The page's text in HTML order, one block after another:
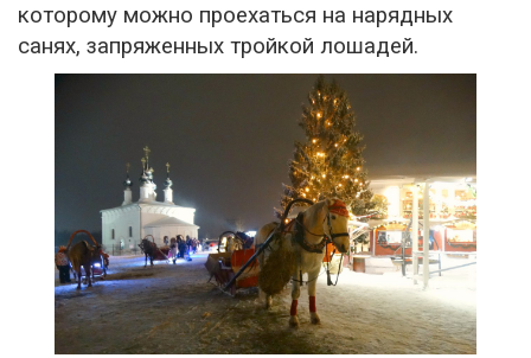
которому можно проехаться на нарядных
санях, запряженных тройкой лошадей.